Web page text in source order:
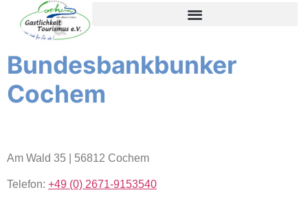
inhoud
Bundesbankbunker
Cochem
Am Wald 35 | 56812 Cochem
Telefon: +49 (0) 2671-9153540